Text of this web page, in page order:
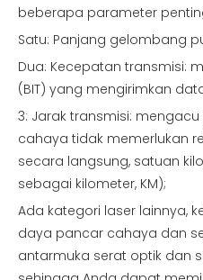
beberapa parameter
Satu: Panjang gelombang
Dua: Kecepatan transmisi:
(BIT) yang mengirimkan
3: Jarak transmisi:
cahaya tidak memerlukan
secara langsung, satuan
sebagai kilometer, KM);
Ada kategori laser lainnya,
daya pancar cahaya dan
antarmuka serat optik dan